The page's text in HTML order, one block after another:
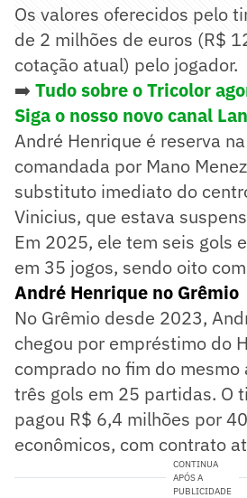
Os valores oferecidos pelo
de 2 milhões de euros (R$
cotação atual) pelo jogador.
➡️ Tudo sobre o Tricolor
Siga o nosso novo canal
André Henrique é reserva
comandada por Mano
substituto imediato do
Vinicius, que estava
Em 2025, ele tem seis gols
em 35 jogos, sendo oito
André Henrique no Grêmio
No Grêmio desde 2023,
chegou por empréstimo do
comprado no fim do mesmo
três gols em 25 partidas. O
pagou R$ 6,4 milhões por
econômicos, com contrato
CONTINUA
APÓS A
PUBLICIDADE